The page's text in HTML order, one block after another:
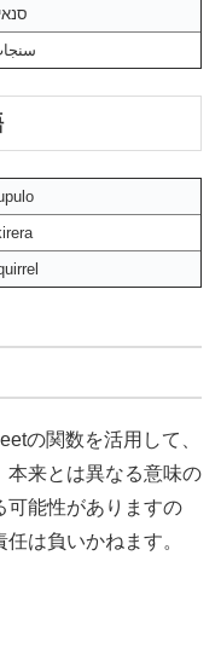
סנאי
の関数を活用して、
本来とは異なる意味の
可能性がありますの
は負いかねます。